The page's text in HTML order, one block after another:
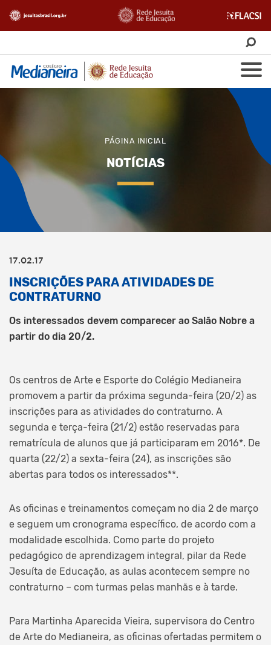
PÁGINA INICIAL
NOTÍCIAS
17.02.17
INSCRIÇÕES PARA ATIVIDADES DE
CONTRATURNO
Os interessados devem comparecer ao Salão Nobre a
partir do dia 20/2.
Os centros de Arte e Esporte do Colégio Medianeira
promovem a partir da próxima segunda-feira (20/2) as
inscrições para as atividades do contraturno. A
segunda e terça-feira (21/2) estão reservadas para
rematrícula de alunos que já participaram em 2016*. De
quarta (22/2) a sexta-feira (24), as inscrições são
abertas para todos os interessados**.
As oficinas e treinamentos começam no dia 2 de março
e seguem um cronograma específico, de acordo com a
modalidade escolhida. Como parte do projeto
pedagógico de aprendizagem integral, pilar da Rede
Jesuíta de Educação, as aulas acontecem sempre no
contraturno – com turmas pelas manhãs e à tarde.
Para Martinha Aparecida Vieira, supervisora do Centro
de Arte do Medianeira, as oficinas ofertadas permitem o